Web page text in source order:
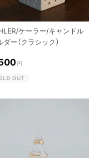
ケーラー/キャンドル
ダー（クラシック）
円
OUT